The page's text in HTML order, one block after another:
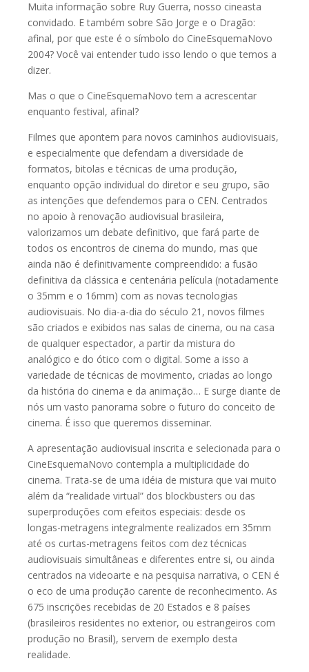
Muita informação sobre Ruy Guerra, nosso cineasta
convidado. E também sobre São Jorge e o Dragão:
afinal, por que este é o símbolo do CineEsquemaNovo
2004? Você vai entender tudo isso lendo o que temos a
dizer.
Mas o que o CineEsquemaNovo tem a acrescentar
enquanto festival, afinal?
Filmes que apontem para novos caminhos audiovisuais,
e especialmente que defendam a diversidade de
formatos, bitolas e técnicas de uma produção,
enquanto opção individual do diretor e seu grupo, são
as intenções que defendemos para o CEN. Centrados
no apoio à renovação audiovisual brasileira,
valorizamos um debate definitivo, que fará parte de
todos os encontros de cinema do mundo, mas que
ainda não é definitivamente compreendido: a fusão
definitiva da clássica e centenária película (notadamente
o 35mm e o 16mm) com as novas tecnologias
audiovisuais. No dia-a-dia do século 21, novos filmes
são criados e exibidos nas salas de cinema, ou na casa
de qualquer espectador, a partir da mistura do
analógico e do ótico com o digital. Some a isso a
variedade de técnicas de movimento, criadas ao longo
da história do cinema e da animação… E surge diante de
nós um vasto panorama sobre o futuro do conceito de
cinema. É isso que queremos disseminar.
A apresentação audiovisual inscrita e selecionada para o
CineEsquemaNovo contempla a multiplicidade do
cinema. Trata-se de uma idéia de mistura que vai muito
além da “realidade virtual” dos blockbusters ou das
superproduções com efeitos especiais: desde os
longas-metragens integralmente realizados em 35mm
até os curtas-metragens feitos com dez técnicas
audiovisuais simultâneas e diferentes entre si, ou ainda
centrados na videoarte e na pesquisa narrativa, o CEN é
o eco de uma produção carente de reconhecimento. As
675 inscrições recebidas de 20 Estados e 8 países
(brasileiros residentes no exterior, ou estrangeiros com
produção no Brasil), servem de exemplo desta
realidade.